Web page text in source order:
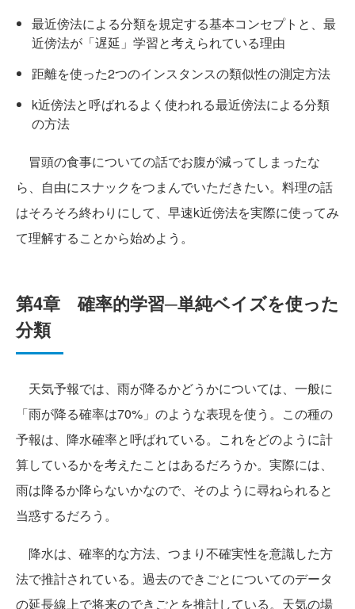
最近傍法による分類を規定する基本コンセプトと、最
近傍法が「遅延」学習と考えられている理由
距離を使った2つのインスタンスの類似性の測定方法
k近傍法と呼ばれるよく使われる最近傍法による分類
の方法
冒頭の食事についての話でお腹が減ってしまったな
ら、自由にスナックをつまんでいただきたい。料理の話
はそろそろ終わりにして、早速k近傍法を実際に使ってみ
て理解することから始めよう。
第4章 確率的学習─単純ベイズを使った
分類
天気予報では、雨が降るかどうかについては、一般に
「雨が降る確率は70%」のような表現を使う。この種の
予報は、降水確率と呼ばれている。これをどのように計
算しているかを考えたことはあるだろうか。実際には、
雨は降るか降らないかなので、そのように尋ねられると
当惑するだろう。
降水は、確率的な方法、つまり不確実性を意識した方
法で推計されている。過去のできごとについてのデータ
の延長線上で将来のできごとを推計している。天気の場